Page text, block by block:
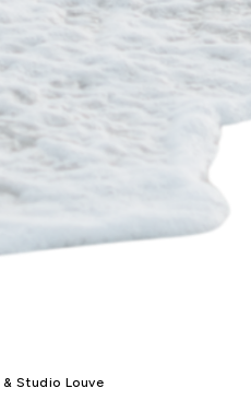
& Studio Louve